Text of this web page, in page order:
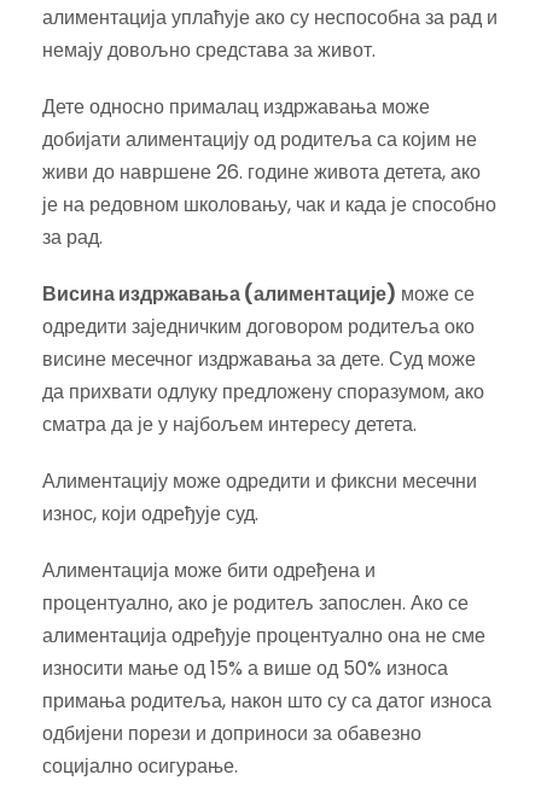
алиментација уплаћује ако су неспособна за рад и
немају довољно средстава за живот.
Дете односно прималац издржавања може
добијати алиментацију од родитеља са којим не
живи до навршене 26. године живота детета, ако
је на редовном школовању, чак и када је способно
за рад.
Висина издржавања (алиментације) може се
одредити заједничким договором родитеља око
висине месечног издржавања за дете. Суд може
да прихвати одлуку предложену споразумом, ако
сматра да је у најбољем интересу детета.
Алиментацију може одредити и фиксни месечни
износ, који одређује суд.
Алиментација може бити одређена и
процентуално, ако је родитељ запослен. Ако се
алиментација одређује процентуално она не сме
износити мање од 15% а више од 50% износа
примања родитеља, након што су са датог износа
одбијени порези и доприноси за обавезно
социјално осигурање.